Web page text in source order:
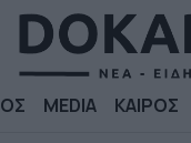
MEDIA ΚΑΙΡΟΣ